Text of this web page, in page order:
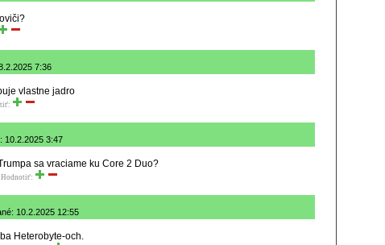
7:36
vlastne jadro
10.2.2025 3:47
sa vraciame ku Core 2 Duo?
Hodnotiť:
10.2.2025 12:55
Heterobyte-och.